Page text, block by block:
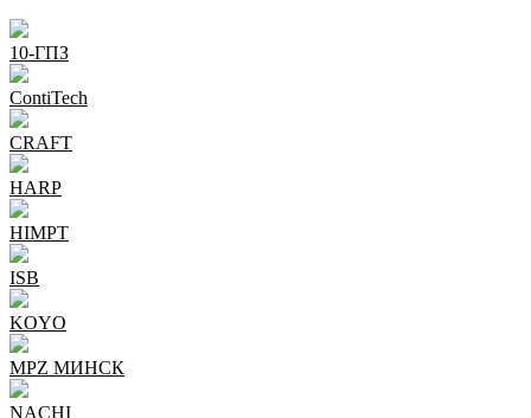
10-ГПЗ
ContiTech
CRAFT
HARP
HIMPT
ISB
KOYO
MPZ МИНСК
NACHI